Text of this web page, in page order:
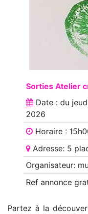
Sorties Atelier
Date : du
2026
Horaire :
Adresse: 5
Organisateur:
Ref annonce
Partez à la